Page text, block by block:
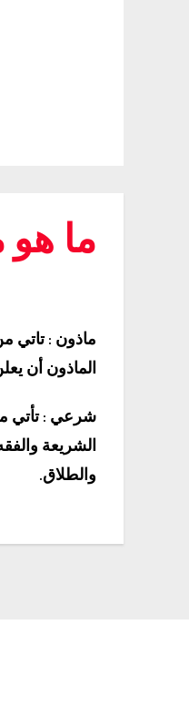
ما
ماذون : تاتي
الماذون أن
شرعي : تأتي من
الشريعة
والطلاق.